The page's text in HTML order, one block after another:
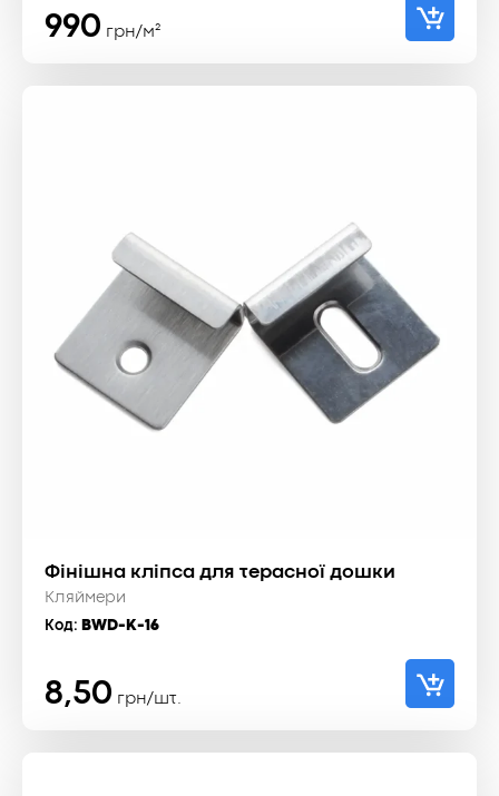
990 грн/м²
Фінішна кліпса для терасної дошки
Кляймери
Код: BWD-K-16
8,50 грн/шт.